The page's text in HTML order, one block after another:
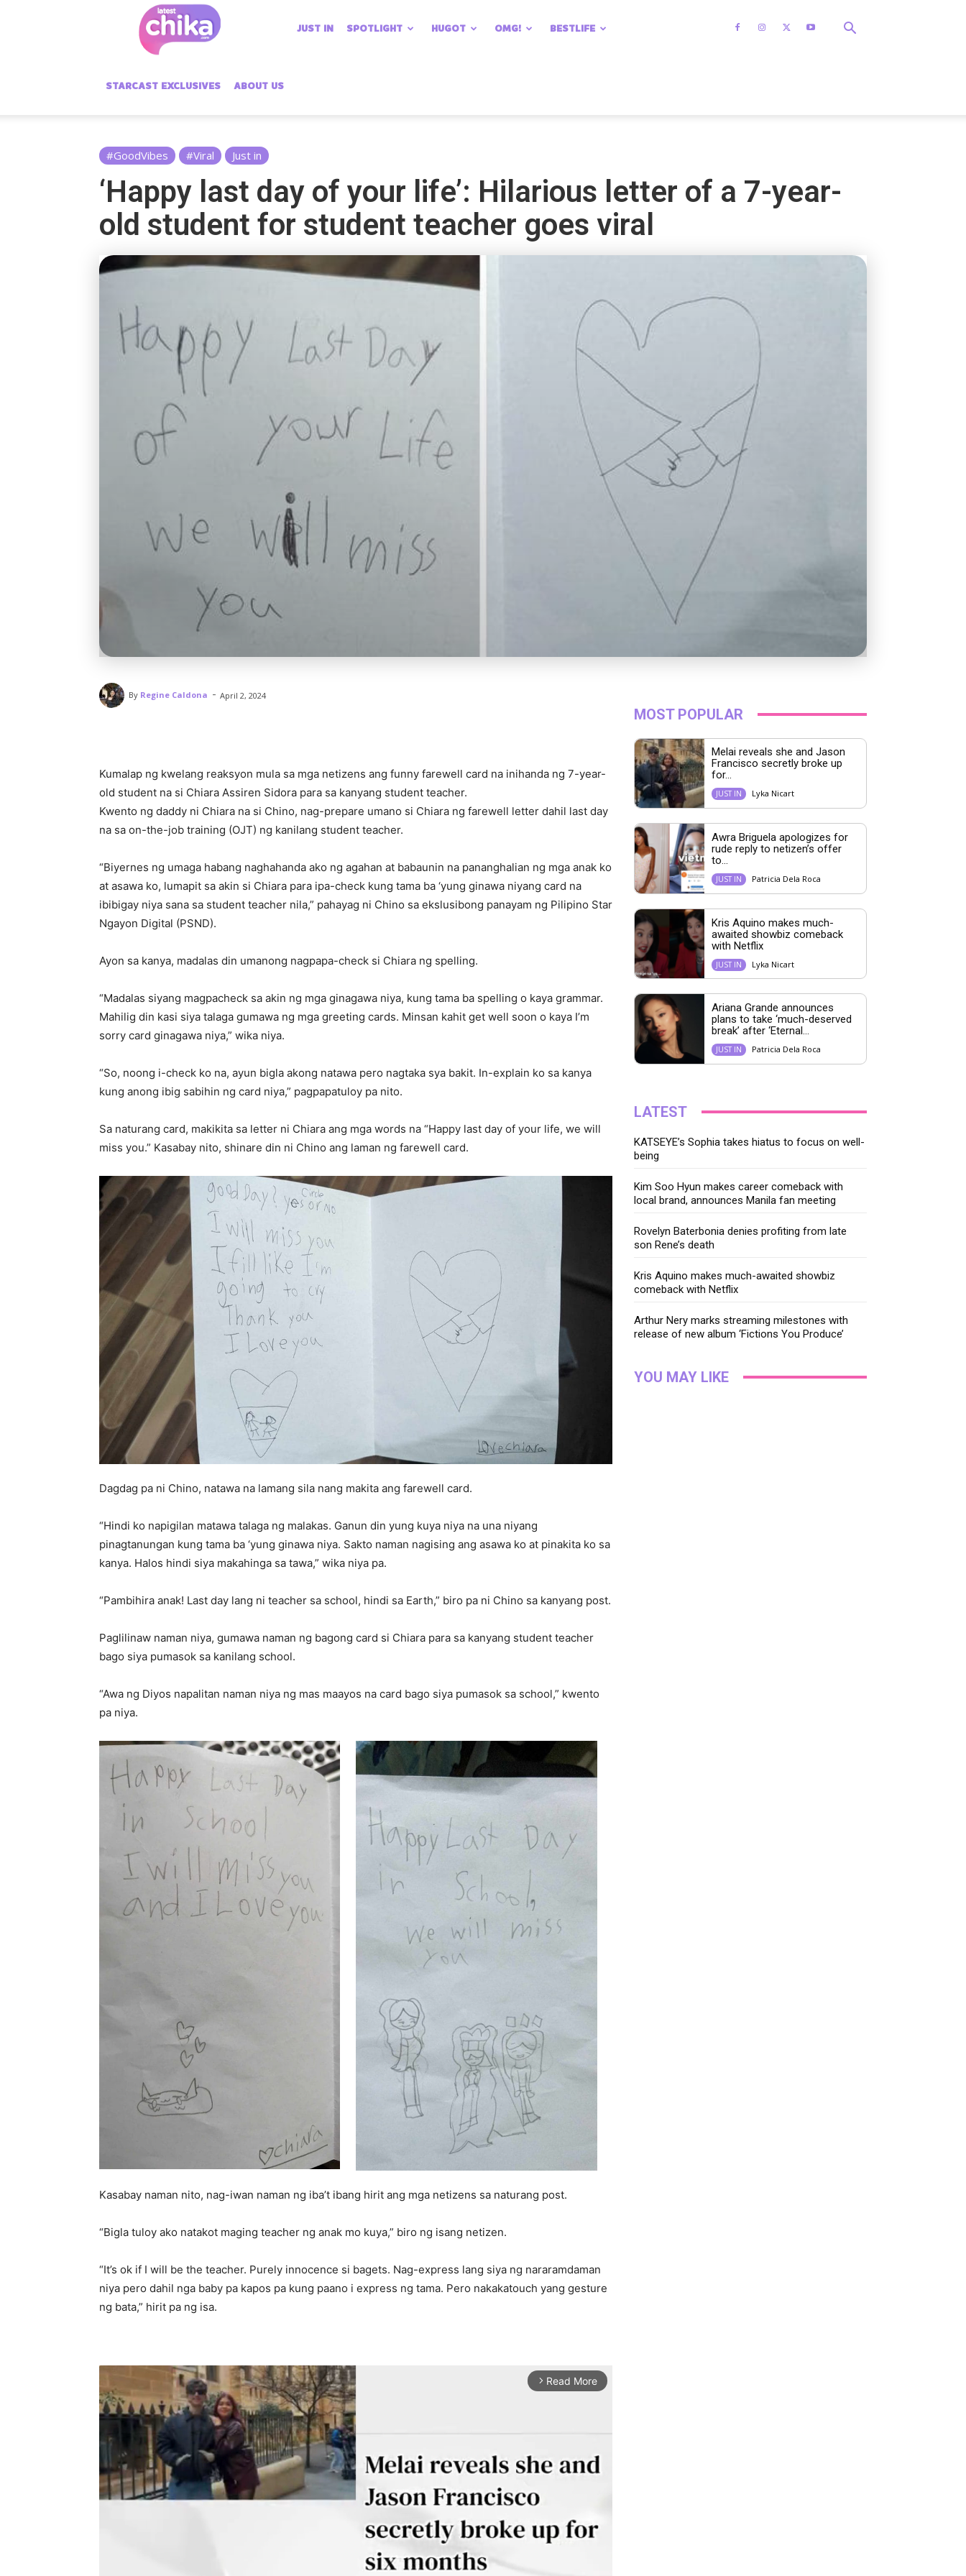
Chika
JUST IN SPOTLIGHT HUGOT OMG! BESTLIFE
STARCAST EXCLUSIVES ABOUT US
#GoodVibes #Viral Just in
‘Happy last day of your life’: Hilarious letter of a 7-year-
old student for student teacher goes viral
By Regine Caldona - April 2, 2024
Kumalap ng kwelang reaksyon mula sa mga netizens ang funny farewell card na inihanda ng 7-year-
old student na si Chiara Assiren Sidora para sa kanyang student teacher.
Kwento ng daddy ni Chiara na si Chino, nag-prepare umano si Chiara ng farewell letter dahil last day
na sa on-the-job training (OJT) ng kanilang student teacher.
“Biyernes ng umaga habang naghahanda ako ng agahan at babaunin na pananghalian ng mga anak ko
at asawa ko, lumapit sa akin si Chiara para ipa-check kung tama ba ‘yung ginawa niyang card na
ibibigay niya sana sa student teacher nila,” pahayag ni Chino sa ekslusibong panayam ng Pilipino Star
Ngayon Digital (PSND).
Ayon sa kanya, madalas din umanong nagpapa-check si Chiara ng spelling.
“Madalas siyang magpacheck sa akin ng mga ginagawa niya, kung tama ba spelling o kaya grammar.
Mahilig din kasi siya talaga gumawa ng mga greeting cards. Minsan kahit get well soon o kaya I’m
sorry card ginagawa niya,” wika niya.
“So, noong i-check ko na, ayun bigla akong natawa pero nagtaka sya bakit. In-explain ko sa kanya
kung anong ibig sabihin ng card niya,” pagpapatuloy pa nito.
Sa naturang card, makikita sa letter ni Chiara ang mga words na “Happy last day of your life, we will
miss you.” Kasabay nito, shinare din ni Chino ang laman ng farewell card.
Dagdag pa ni Chino, natawa na lamang sila nang makita ang farewell card.
“Hindi ko napigilan matawa talaga ng malakas. Ganun din yung kuya niya na una niyang
pinagtanungan kung tama ba ‘yung ginawa niya. Sakto naman nagising ang asawa ko at pinakita ko sa
kanya. Halos hindi siya makahinga sa tawa,” wika niya pa.
“Pambihira anak! Last day lang ni teacher sa school, hindi sa Earth,” biro pa ni Chino sa kanyang post.
Paglilinaw naman niya, gumawa naman ng bagong card si Chiara para sa kanyang student teacher
bago siya pumasok sa kanilang school.
“Awa ng Diyos napalitan naman niya ng mas maayos na card bago siya pumasok sa school,” kwento
pa niya.
Kasabay naman nito, nag-iwan naman ng iba’t ibang hirit ang mga netizens sa naturang post.
“Bigla tuloy ako natakot maging teacher ng anak mo kuya,” biro ng isang netizen.
“It’s ok if I will be the teacher. Purely innocence si bagets. Nag-express lang siya ng nararamdaman
niya pero dahil nga baby pa kapos pa kung paano i express ng tama. Pero nakakatouch yang gesture
ng bata,” hirit pa ng isa.
arrow_forward_ios Read More
MOST POPULAR
Melai reveals she and Jason
Francisco secretly broke up
for...
JUST IN Lyka Nicart
Awra Briguela apologizes for
rude reply to netizen’s offer
to...
JUST IN Patricia Dela Roca
Kris Aquino makes much-
awaited showbiz comeback
with Netflix
JUST IN Lyka Nicart
Ariana Grande announces
plans to take ‘much-deserved
break’ after ‘Eternal...
JUST IN Patricia Dela Roca
LATEST
KATSEYE’s Sophia takes hiatus to focus on well-
being
Kim Soo Hyun makes career comeback with
local brand, announces Manila fan meeting
Rovelyn Baterbonia denies profiting from late
son Rene’s death
Kris Aquino makes much-awaited showbiz
comeback with Netflix
Arthur Nery marks streaming milestones with
release of new album ‘Fictions You Produce’
YOU MAY LIKE